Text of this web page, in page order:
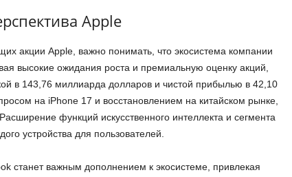
Apple
акции Apple, важно понимать, что экосистема компании
высокие ожидания роста и премиальную оценку акций,
в 143,76 миллиарда долларов и чистой прибылью в 42,10
на iPhone 17 и восстановлением на китайском рынке,
функций искусственного интеллекта и сегмента
устройства для пользователей.
станет важным дополнением к экосистеме, привлекая